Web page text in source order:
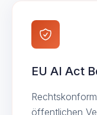
EU AI Act
öffentlichen